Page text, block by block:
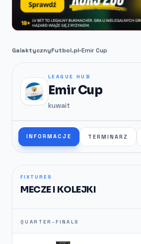
GalaktycznyFutbol.pl•Emir Cup
LEAGUE HUB
Emir Cup
kuwait
INFORMACJE TERMINARZ
FIXTURES
MECZE I KOLEJKI
QUARTER-FINALS